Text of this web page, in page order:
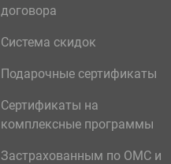
договора
Система скидок
Подарочные сертификаты
Сертификаты на
комплексные программы
Застрахованным по ОМС и